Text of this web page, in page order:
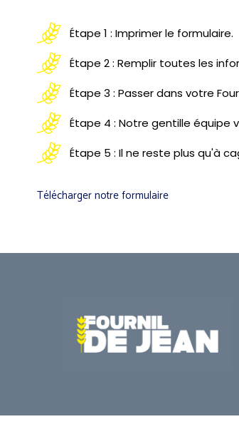
Étape 1 : Imprimer le formulaire.
Étape 2 : Remplir toutes les
Étape 3 : Passer dans votre
Étape 4 : Notre gentille équipe
Étape 5 : Il ne reste plus qu'à
Télécharger notre formulaire